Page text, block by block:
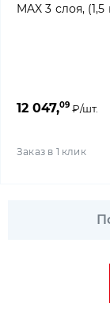
MAX 3 слоя,
12 047,09 ₽/шт.
Заказ в 1 клик